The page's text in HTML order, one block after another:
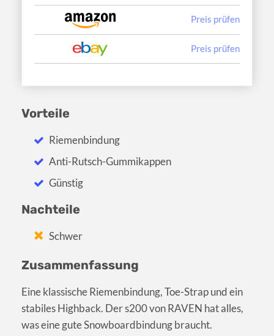
Preis prüfen
Preis prüfen
Vorteile
Riemenbindung
Anti-Rutsch-Gummikappen
Günstig
Nachteile
Schwer
Zusammenfassung
Eine klassische Riemenbindung, Toe-Strap und ein
stabiles Highback. Der s200 von RAVEN hat alles,
was eine gute Snowboardbindung braucht.